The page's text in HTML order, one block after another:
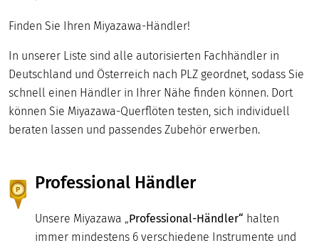
Finden Sie Ihren Miyazawa-Händler!
In unserer Liste sind alle autorisierten Fachhändler in
Deutschland und Österreich nach PLZ geordnet, sodass Sie
schnell einen Händler in Ihrer Nähe finden können. Dort
können Sie Miyazawa-Querflöten testen, sich individuell
beraten lassen und passendes Zubehör erwerben.
Professional Händler
Unsere Miyazawa „Professional-Händler“ halten
immer mindestens 6 verschiedene Instrumente und